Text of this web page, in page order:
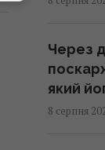
Перший
Usyk
Через
який
8 серпня